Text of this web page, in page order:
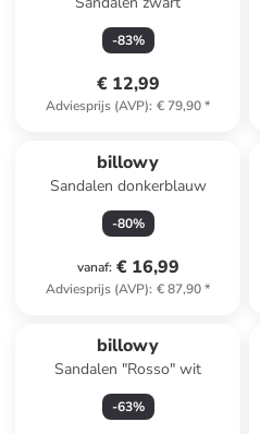
-83%
€ 12,99
Adviesprijs (AVP): € 79,90*
billowy
Sandalen donkerblauw
-80%
vanaf: € 16,99
Adviesprijs (AVP): € 87,90*
billowy
Sandalen "Rosso" wit
-63%